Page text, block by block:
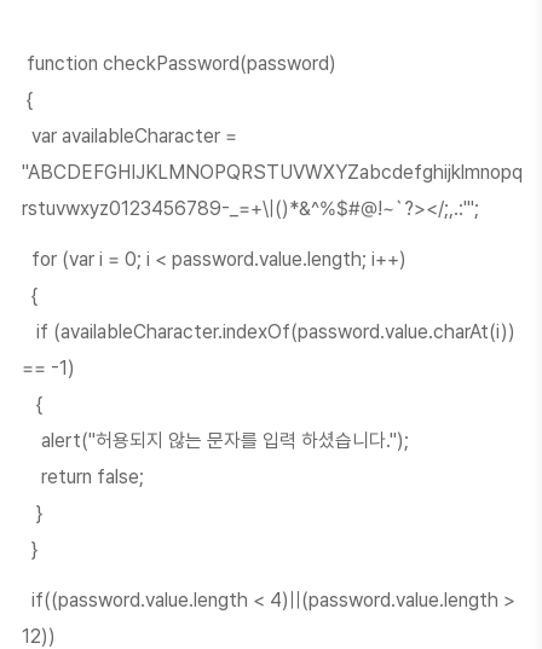
function checkPassword(password)
{
var availableCharacter =
"ABCDEFGHIJKLMNOPQRSTUVWXYZabcdefghijklmnopq
rstuvwxyz0123456789-_=+\|()*&^%$#@!~`?></;,.:'";
for (var i = 0; i < password.value.length; i++)
{
if (availableCharacter.indexOf(password.value.charAt(i))
== -1)
{
alert("허용되지 않는 문자를 입력 하셨습니다.");
return false;
}
}
if((password.value.length < 4)||(password.value.length >
12))